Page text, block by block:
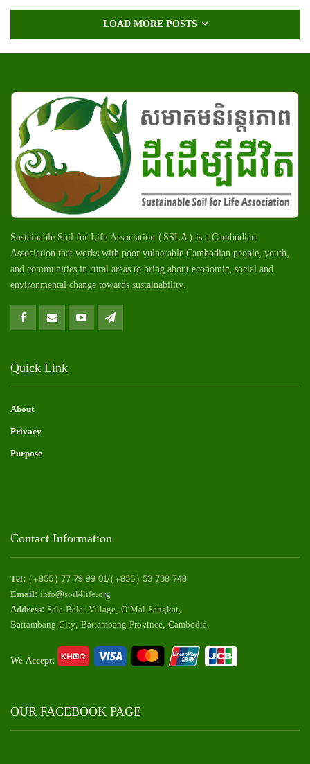
LOAD MORE POSTS
Sustainable Soil for Life Association (SSLA) is a Cambodian
Association that works with poor vulnerable Cambodianpeople, youth,
and communities in rural areas to bring about economic, social and
environmental change towards sustainability.
Quick Link
About
Privacy
Purpose
Contact Information
Tel: (+855) 77 79 99 01/(+855) 53 738 748
Email:info@soil4life.org
Address: Sala Balat Village, O’Mal Sangkat,
Battambang City, Battambang Province, Cambodia.
We Accept:
OUR FACEBOOK PAGE